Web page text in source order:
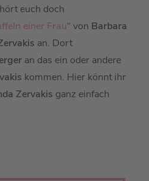
euch doch
einer Frau“ von Barbara
an. Dort
an das ein oder andere
kommen. Hier könnt ihr
Zervakis ganz einfach